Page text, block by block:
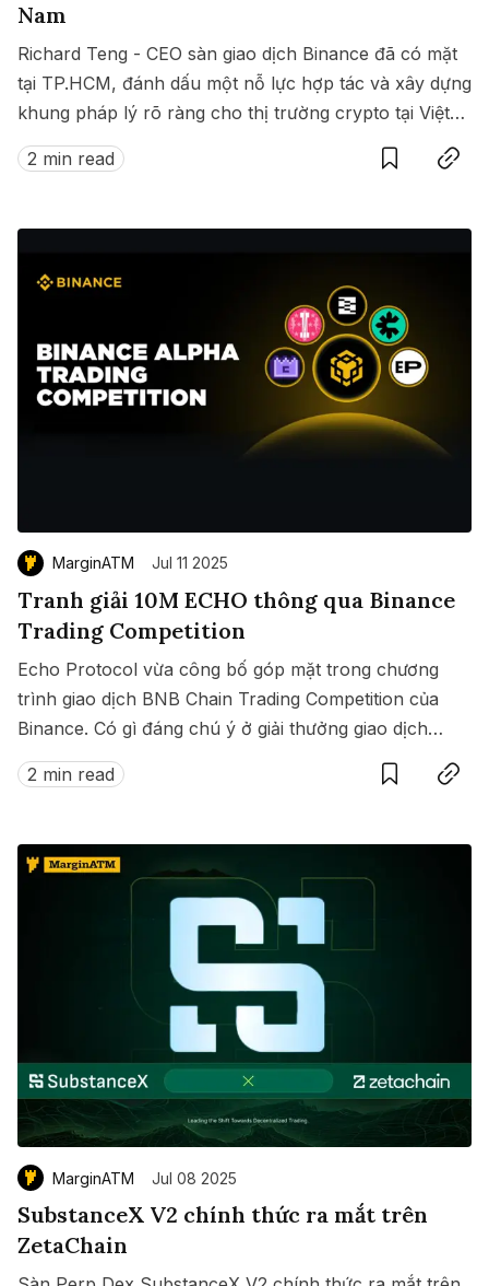
Nam
Richard Teng - CEO sàn giao dịch Binance đã có mặt
tại TP.HCM, đánh dấu một nỗ lực hợp tác và xây dựng
khung pháp lý rõ ràng cho thị trường crypto tại Việt
Nam.
2 min read
SaveCopy link
MarginATM Jul 11 2025
Tranh giải 10M ECHO thông qua Binance
Trading Competition
Echo Protocol vừa công bố góp mặt trong chương
trình giao dịch BNB Chain Trading Competition của
Binance. Có gì đáng chú ý ở giải thưởng giao dịch
này?
2 min read
SaveCopy link
MarginATM Jul 08 2025
SubstanceX V2 chính thức ra mắt trên
ZetaChain